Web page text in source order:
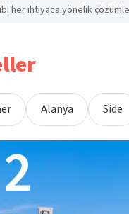
ihtiyaca yönelik
Alanya Side
2